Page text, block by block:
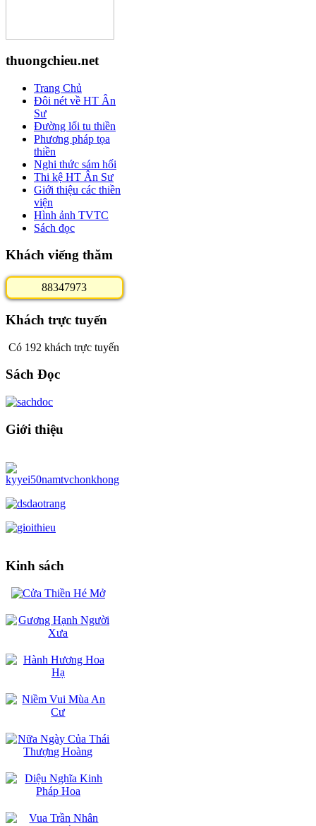
thuongchieu.net
Trang Chủ
Đôi nét về HT Ân
Sư
Đường lối tu thiền
Phương pháp tọa
thiền
Nghi thức sám hối
Thi kệ HT Ân Sư
Giới thiệu các thiền
viện
Hình ảnh TVTC
Sách đọc
Khách viếng thăm
88347973
Khách trực tuyến
Có 192 khách trực tuyến
Sách Đọc
Giới thiệu
Kinh sách